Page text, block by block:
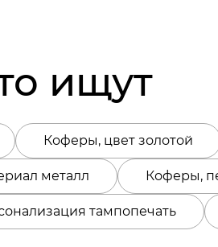
ищут
Коферы, цвет золотой
металл Коферы,
тампопечать